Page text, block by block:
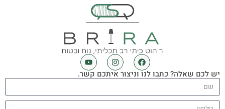
יש לכם שאלה? כתבו לנו וניצור איתכם קשר.